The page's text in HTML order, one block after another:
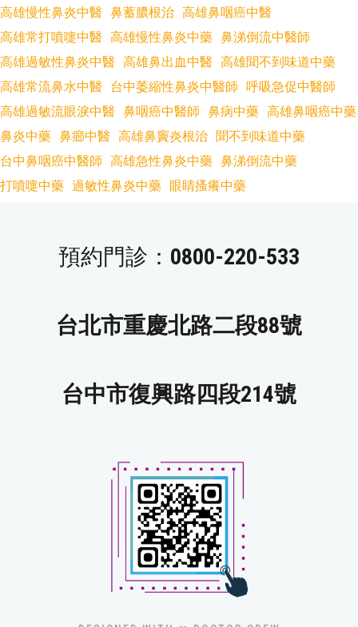
高雄慢性鼻炎中醫 鼻蓄膿根治 高雄鼻咽癌中醫
高雄常打噴嚏中醫 高雄慢性鼻炎中藥 鼻涕倒流中醫師
高雄過敏性鼻炎中醫 高雄鼻出血中醫 高雄聞不到味道中藥
高雄常流鼻水中醫 台中萎縮性鼻炎中醫師 呼吸急促中醫師
高雄過敏流眼淚中醫 鼻咽癌中醫師 鼻病中藥 高雄鼻咽癌中藥
鼻炎中藥 鼻癤中醫 高雄鼻竇炎根治 聞不到味道中藥
台中鼻咽癌中醫師 高雄急性鼻炎中藥 鼻涕倒流中藥
打噴嚏中藥 過敏性鼻炎中藥 眼睛搔癢中藥
預約門診： 0800-220-533
台北市重慶北路二段88號
台中市復興路四段214號